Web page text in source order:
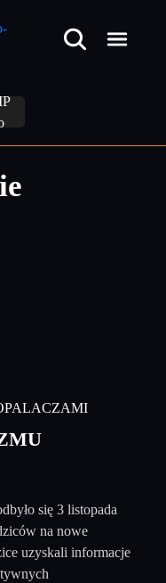
się 3 listopada
na nowe
uzyskali informacje